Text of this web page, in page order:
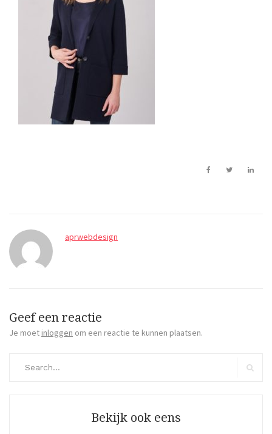
aprwebdesign
Geef een reactie
Je moet inloggen om een reactie te kunnen plaatsen.
Bekijk ook eens